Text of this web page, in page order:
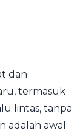
dan
termasuk
lintas, tanpa
adalah awal